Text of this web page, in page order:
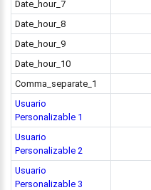
Date_hour_7
Date_hour_8
Date_hour_9
Date_hour_10
Comma_separate_1
Usuario
Personalizable 1
Usuario
Personalizable 2
Usuario
Personalizable 3